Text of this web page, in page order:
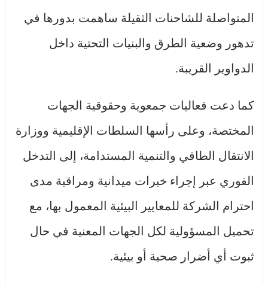
المتواصلة للشاحنات الثقيلة ساهمت بدورها في
تدهور وضعية الطرق والبنيات التحتية داخل
الدواوير القريبة.
كما دعت فعاليات جمعوية وحقوقية الجهات
المختصة، وعلى رأسها السلطات الإقليمية ووزارة
الانتقال الطاقي والتنمية المستدامة، إلى التدخل
الفوري عبر إجراء خبرات ميدانية ومراقبة مدى
احترام الشركة للمعايير البيئية المعمول بها، مع
تحميل المسؤولية لكل الجهات المعنية في حال
ثبوت أي أضرار صحية أو بيئية.